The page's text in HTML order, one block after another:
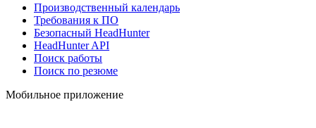
Производственный календарь
Требования к ПО
Безопасный HeadHunter
HeadHunter API
Поиск работы
Поиск по резюме
Мобильное приложение